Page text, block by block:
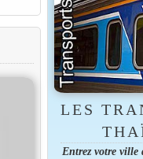
LES
Entrez votre ville